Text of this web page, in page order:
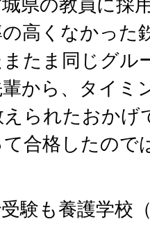
県の教員に採
高くなかった
たま同じグル
から、タイミ
られたおかげ
合格したので
験も養護学校